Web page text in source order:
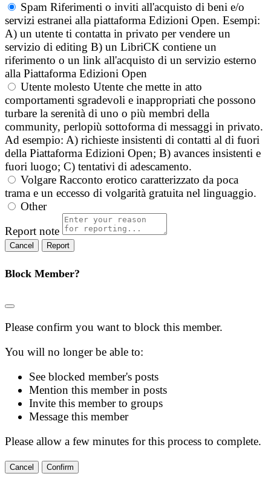
Spam Riferimenti o inviti all'acquisto di beni e/o
servizi estranei alla piattaforma Edizioni Open. Esempi:
A) un utente ti contatta in privato per vendere un
servizio di editing B) un LibriCK contiene un
riferimento o un link all'acquisto di un servizio esterno
alla Piattaforma Edizioni Open
Utente molesto Utente che mette in atto
comportamenti sgradevoli e inappropriati che possono
turbare la serenità di uno o più membri della
community, perlopiù sottoforma di messaggi in privato.
Ad esempio: A) richieste insistenti di contatti al di fuori
della Piattaforma Edizioni Open; B) avances insistenti e
fuori luogo; C) tentativi di adescamento.
Volgare Racconto erotico caratterizzato da poca
trama e un eccesso di volgarità gratuita nel linguaggio.
Other
Report note
Report
Block Member?
Please confirm you want to block this member.
You will no longer be able to:
See blocked member's posts
Mention this member in posts
Invite this member to groups
Message this member
Please allow a few minutes for this process to complete.
Confirm